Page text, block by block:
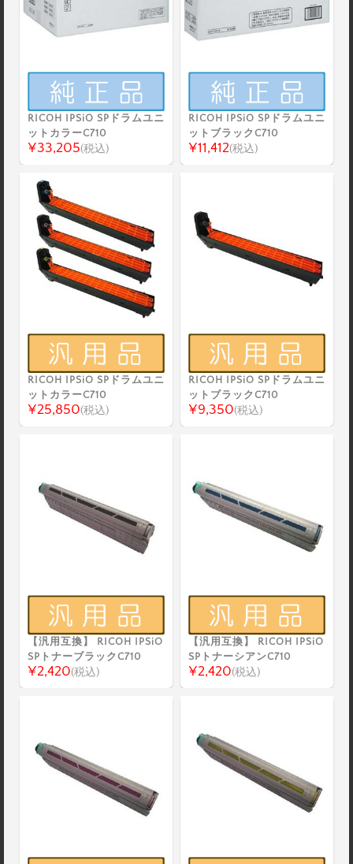
RICOH IPSiO SPドラムユニ
ットカラーC710
¥33,205(税込)
RICOH IPSiO SPドラムユニ
ットブラックC710
¥11,412(税込)
RICOH IPSiO SPドラムユニ
ットカラーC710
¥25,850(税込)
RICOH IPSiO SPドラムユニ
ットブラックC710
¥9,350(税込)
【汎用互換】 RICOH IPSiO
SPトナーブラックC710
¥2,420(税込)
【汎用互換】 RICOH IPSiO
SPトナーシアンC710
¥2,420(税込)